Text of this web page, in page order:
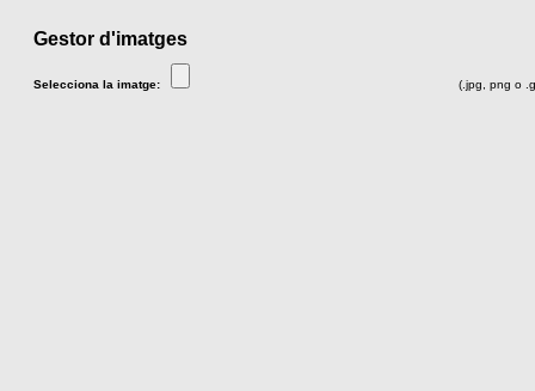
Gestor d'imatges
Selecciona la imatge: (.jpg, png o